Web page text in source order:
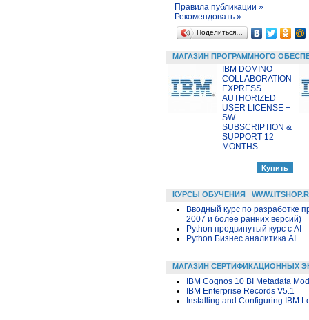
Правила публикации »
Рекомендовать »
Поделиться…
МАГАЗИН ПРОГРАММНОГО
IBM DOMINO
COLLABORATION
EXPRESS
AUTHORIZED
USER LICENSE +
SW
SUBSCRIPTION &
SUPPORT 12
MONTHS
КУРСЫ ОБУЧЕНИЯ
Вводный курс по разработке
2007 и более ранних версий)
Python продвинутый курс с AI
Python Бизнес аналитика AI
МАГАЗИН СЕРТИФИКАЦИОННЫХ
IBM Cognos 10 BI Metadata
IBM Enterprise Records V5.1
Installing and Configuring IBM